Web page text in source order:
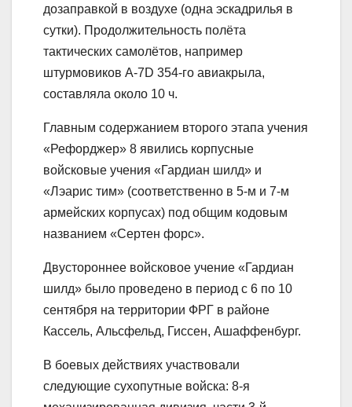
дозаправкой в воздухе (одна эскадрилья в
сутки). Продолжительность полёта
тактических самолётов, например
штурмовиков A-7D 354-го авиакрыла,
составляла около 10 ч.
Главным содержанием второго этапа учения
«Рефорджер» 8 явились корпусные
войсковые учения «Гардиан шилд» и
«Лэарис тим» (соответственно в 5-м и 7-м
армейских корпусах) под общим кодовым
названием «Сертен форс».
Двустороннее войсковое учение «Гардиан
шилд» было проведено в период с 6 по 10
сентября на территории ФРГ в районе
Кассель, Альсфельд, Гиссен, Ашаффенбург.
В боевых действиях участвовали
следующие сухопутные войска: 8-я